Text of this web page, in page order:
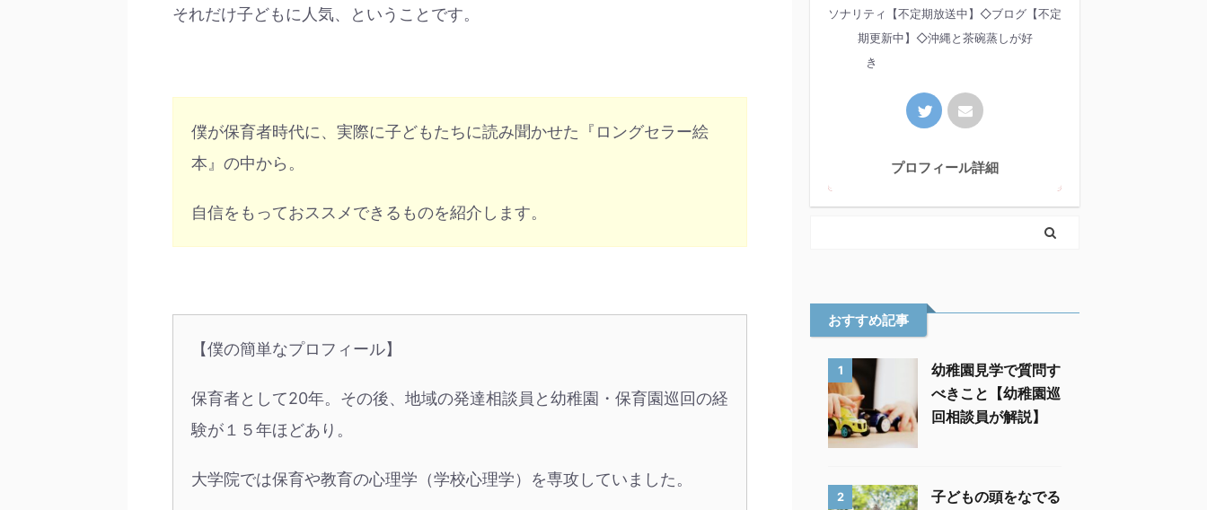
それだけ子どもに人気、ということです。
僕が保育者時代に、実際に子どもたちに読み聞かせた『ロングセラー絵
本』の中から。
自信をもっておススメできるものを紹介します。
【僕の簡単なプロフィール】
保育者として20年。その後、地域の発達相談員と幼稚園・保育園巡回の経
験が１５年ほどあり。
大学院では保育や教育の心理学（学校心理学）を専攻していました。
ソナリティ【不定期放送中】◇ブログ【不定
期更新中】◇沖縄と茶碗蒸しが好
き
プロフィール詳細
おすすめ記事
1
幼稚園見学で質問す
べきこと【幼稚園巡
回相談員が解説】
2
子どもの頭をなでる